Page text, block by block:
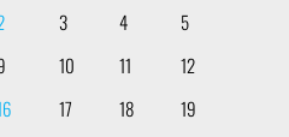
3 4
5
10 11
12
17 18
19